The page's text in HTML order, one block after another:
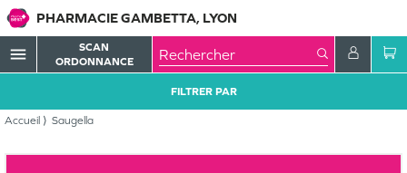
PHARMACIE GAMBETTA, LYON
menu
SCAN
ORDONNANCE
Accueil Saugella
FILTRER PAR